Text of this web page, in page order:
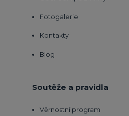
Fotogalerie
Kontakty
Blog
Soutěže a pravidla
Věrnostní program